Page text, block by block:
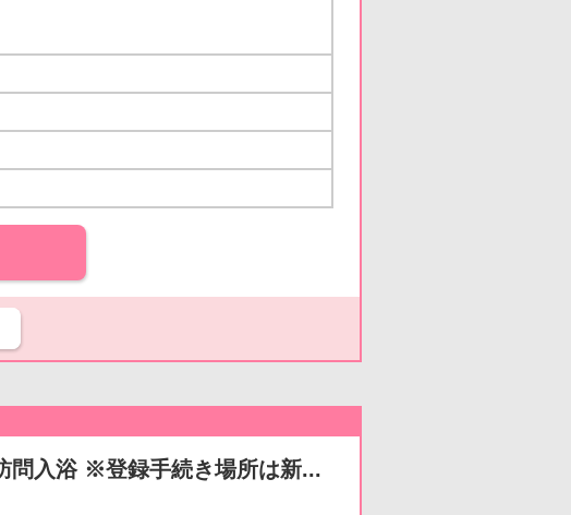
問入浴 ※登録手続き場所は新...